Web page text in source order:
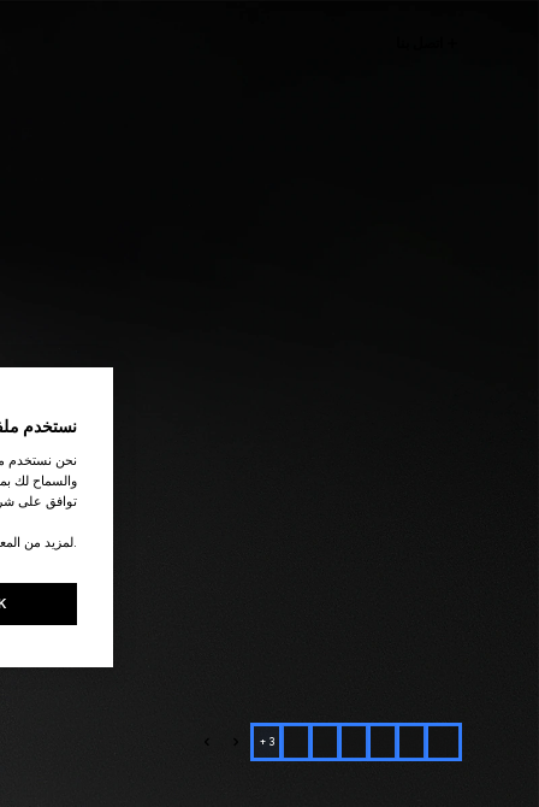
+ 3
نستخدم
نحن نستخدم
والسماح لك
توافق على
.لمزيد من